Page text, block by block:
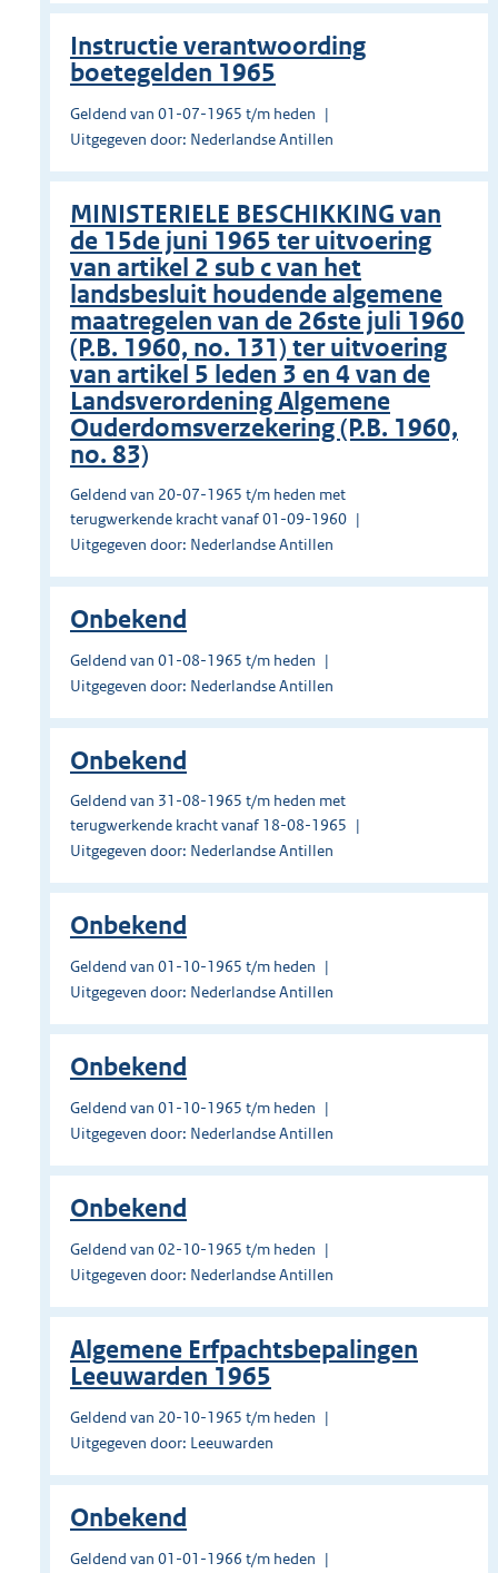
Instructie verantwoording
boetegelden 1965
Geldend van 01-07-1965 t/m heden
Uitgegeven door: Nederlandse Antillen
MINISTERIELE BESCHIKKING van
de 15de juni 1965 ter uitvoering
van artikel 2 sub c van het
landsbesluit houdende algemene
maatregelen van de 26ste juli 1960
(P.B. 1960, no. 131) ter uitvoering
van artikel 5 leden 3 en 4 van de
Landsverordening Algemene
Ouderdomsverzekering (P.B. 1960,
no. 83)
Geldend van 20-07-1965 t/m heden met
terugwerkende kracht vanaf 01-09-1960
Uitgegeven door: Nederlandse Antillen
Onbekend
Geldend van 01-08-1965 t/m heden
Uitgegeven door: Nederlandse Antillen
Onbekend
Geldend van 31-08-1965 t/m heden met
terugwerkende kracht vanaf 18-08-1965
Uitgegeven door: Nederlandse Antillen
Onbekend
Geldend van 01-10-1965 t/m heden
Uitgegeven door: Nederlandse Antillen
Onbekend
Geldend van 01-10-1965 t/m heden
Uitgegeven door: Nederlandse Antillen
Onbekend
Geldend van 02-10-1965 t/m heden
Uitgegeven door: Nederlandse Antillen
Algemene Erfpachtsbepalingen
Leeuwarden 1965
Geldend van 20-10-1965 t/m heden
Uitgegeven door: Leeuwarden
Onbekend
Geldend van 01-01-1966 t/m heden